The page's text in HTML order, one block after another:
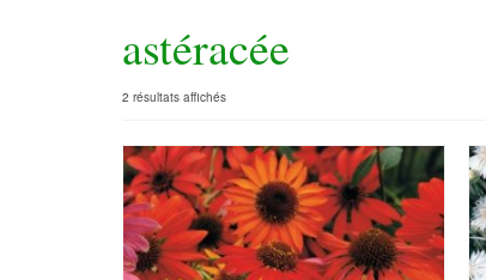
astéracée
2 résultats affichésTrié
popularité